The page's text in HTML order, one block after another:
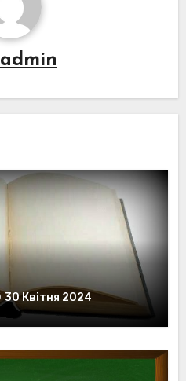
admin
30 Квітня 2024